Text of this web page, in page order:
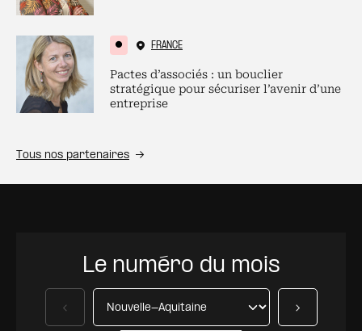
FRANCE
Pactes d’associés : un bouclier
stratégique pour sécuriser l’avenir d’une
entreprise
Tous nos partenaires
Le numéro du mois
Précédent Suivant